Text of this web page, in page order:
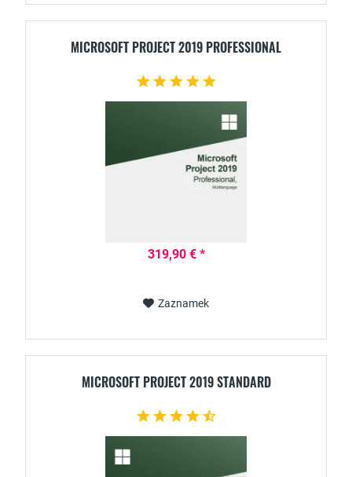
MICROSOFT PROJECT 2019 PROFESSIONAL
319,90 € *
Zaznamek
MICROSOFT PROJECT 2019 STANDARD